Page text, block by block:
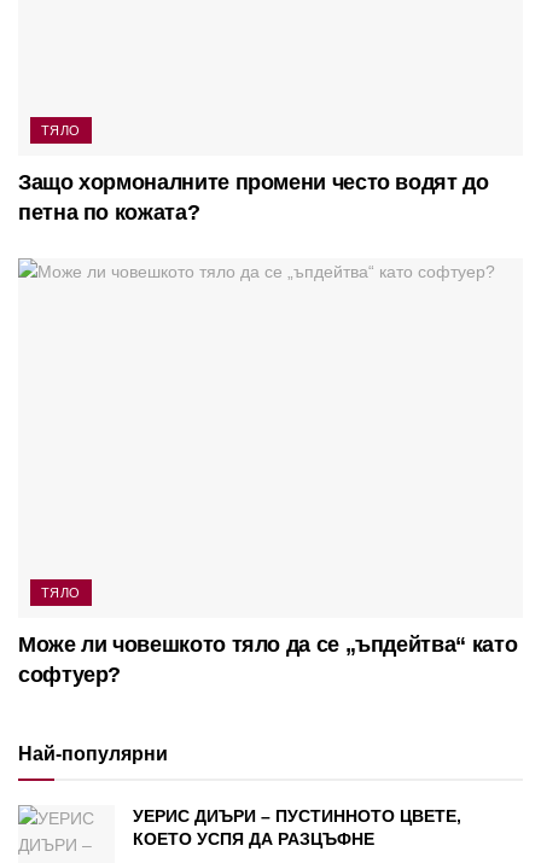
ТЯЛО
Защо хормоналните промени често водят до
петна по кожата?
ТЯЛО
Може ли човешкото тяло да се „ъпдейтва“ като
софтуер?
Най-популярни
УЕРИС ДИЪРИ – ПУСТИННОТО ЦВЕТЕ,
КОЕТО УСПЯ ДА РАЗЦЪФНЕ